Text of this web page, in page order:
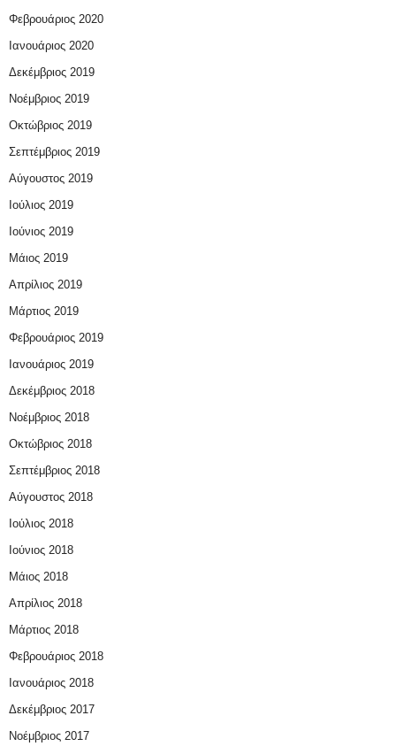
Φεβρουάριος 2020
Ιανουάριος 2020
Δεκέμβριος 2019
Νοέμβριος 2019
Οκτώβριος 2019
Σεπτέμβριος 2019
Αύγουστος 2019
Ιούλιος 2019
Ιούνιος 2019
Μάιος 2019
Απρίλιος 2019
Μάρτιος 2019
Φεβρουάριος 2019
Ιανουάριος 2019
Δεκέμβριος 2018
Νοέμβριος 2018
Οκτώβριος 2018
Σεπτέμβριος 2018
Αύγουστος 2018
Ιούλιος 2018
Ιούνιος 2018
Μάιος 2018
Απρίλιος 2018
Μάρτιος 2018
Φεβρουάριος 2018
Ιανουάριος 2018
Δεκέμβριος 2017
Νοέμβριος 2017